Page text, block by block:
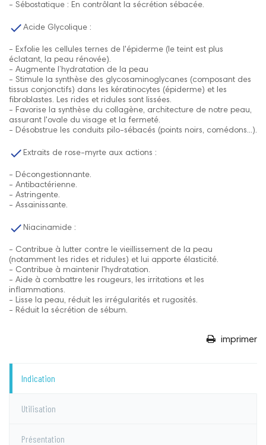
- Sébostatique : En contrôlant la sécrétion sébacée.
 Acide Glycolique :
- Exfolie les cellules ternes de l'épiderme (le teint est plus
éclatant, la peau rénovée).
- Augmente l’hydratation de la peau
- Stimule la synthèse des glycosaminoglycanes (composant des
tissus conjonctifs) dans les kératinocytes (épiderme) et les
fibroblastes. Les rides et ridules sont lissées.
- Favorise la synthèse du collagène, architecture de notre peau,
assurant l'ovale du visage et la fermeté.
- Désobstrue les conduits pilo-sébacés (points noirs, comédons...).
 Extraits de rose-myrte aux actions :
- Décongestionnante.
- Antibactérienne.
- Astringente.
- Assainissante.
 Niacinamide :
- Contribue à lutter contre le vieillissement de la peau
(notamment les rides et ridules) et lui apporte élasticité.
- Contribue à maintenir l'hydratation.
- Aide à combattre les rougeurs, les irritations et les
inflammations.
- Lisse la peau, réduit les irrégularités et rugosités.
- Réduit la sécrétion de sébum.
imprimer
Indication
Utilisation
Présentation